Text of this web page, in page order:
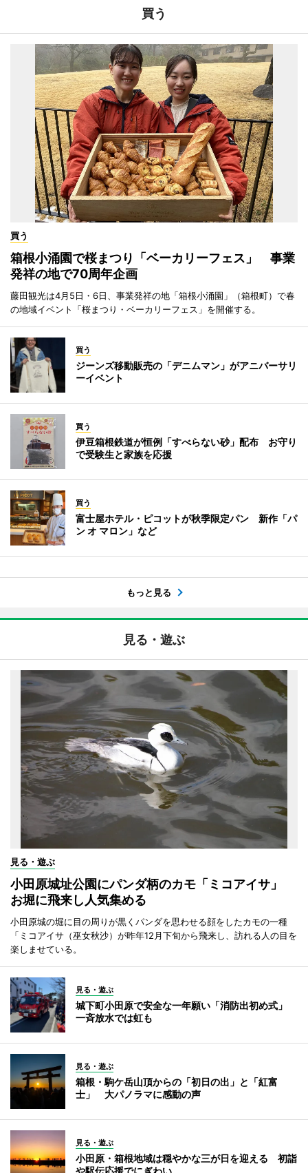
買う
買う
箱根小涌園で桜まつり「ベーカリーフェス」 事業
発祥の地で70周年企画
藤田観光は4月5日・6日、事業発祥の地「箱根小涌園」（箱根町）で春
の地域イベント「桜まつり・ベーカリーフェス」を開催する。
買う
ジーンズ移動販売の「デニムマン」がアニバーサリ
ーイベント
買う
伊豆箱根鉄道が恒例「すべらない砂」配布 お守り
で受験生と家族を応援
買う
富士屋ホテル・ピコットが秋季限定パン 新作「パ
ン オ マロン」など
もっと見る
見る・遊ぶ
見る・遊ぶ
小田原城址公園にパンダ柄のカモ「ミコアイサ」
お堀に飛来し人気集める
小田原城の堀に目の周りが黒くパンダを思わせる顔をしたカモの一種
「ミコアイサ（巫女秋沙）が昨年12月下旬から飛来し、訪れる人の目を
楽しませている。
見る・遊ぶ
城下町小田原で安全な一年願い「消防出初め式」
一斉放水では虹も
見る・遊ぶ
箱根・駒ケ岳山頂からの「初日の出」と「紅富
士」 大パノラマに感動の声
見る・遊ぶ
小田原・箱根地域は穏やかな三が日を迎える 初詣
や駅伝応援でにぎわい